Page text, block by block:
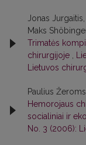
Jonas
Maks
Trimatės
chirurgijoje
Lietuvos
Paulius
Hemorojaus
socialiniai ir
No. 3 (2006):